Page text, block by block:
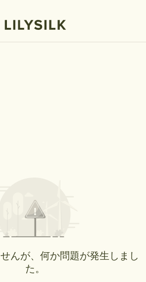
んが、何か問題が発生しまし
た。